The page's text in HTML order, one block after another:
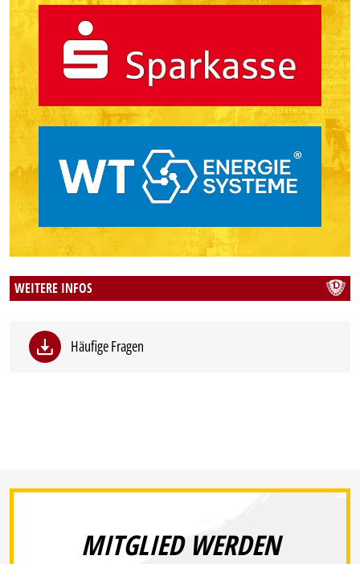
WEITERE INFOS
Häufige Fragen
MITGLIED WERDEN